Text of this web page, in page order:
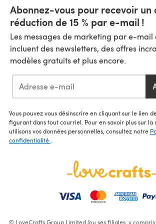
Abonnez-vous pour recevoir un
réduction de 15 % par e-mail !
Les messages de marketing par e-mail
incluent des newsletters, des offres
modèles gratuits et plus encore.
Vous pouvez vous désinscrire en cliquant sur le lien
figurant dans tout courriel. Pour en savoir plus sur la
utilisons vos données personnelles, consultez notre
confidentialité
© LoveCrafts Group Limited (ou ses filiales, y